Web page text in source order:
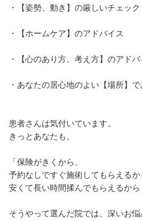
・【姿勢、動き】の厳しいチェック
・【ホームケア】のアドバイス
・【心のあり方、考え方】のアドバ
・あなたの居心地のよい【場所】で
患者さんは気付いています。
きっとあなたも。
「保険がきくから、
予約なしですぐ施術してもらえるか
安くて長い時間揉んでもらえるから
そうやって選んだ院では、深いお